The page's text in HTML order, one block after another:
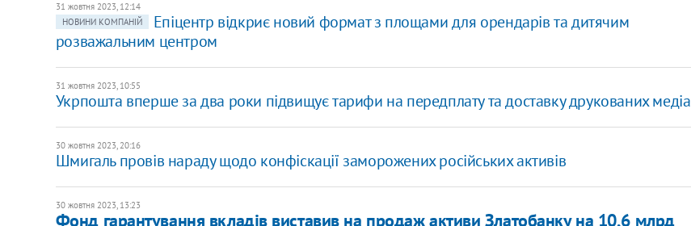
31 жовтня 2023, 12:14
НОВИНИ КОМПАНІЙ
Епіцентр відкриє новий формат з площами для орендарів та дитячим
розважальним центром
31 жовтня 2023, 10:55
Укрпошта вперше за два роки підвищує тарифи на передплату та доставку друкованих медіа
30 жовтня 2023, 20:16
Шмигаль провів нараду щодо конфіскації заморожених російських активів
30 жовтня 2023, 13:23
Фонд гарантування вкладів виставив на продаж активи Златобанку на 10,6 млрд